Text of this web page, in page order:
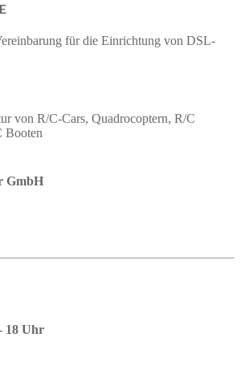
für die Einrichtung von DSL-
von R/C-Cars, Quadrocoptern, R/C
Booten
GmbH
18 Uhr